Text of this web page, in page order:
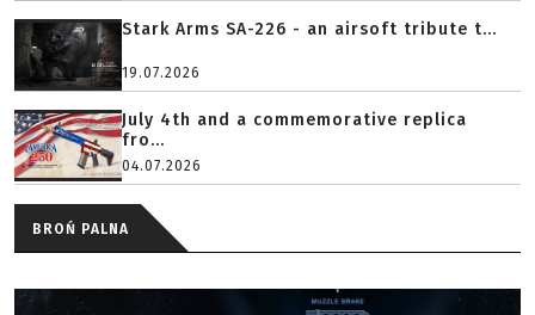
Stark Arms SA-226 - an airsoft tribute t...
19.07.2026
July 4th and a commemorative replica
fro...
04.07.2026
BROŃ PALNA